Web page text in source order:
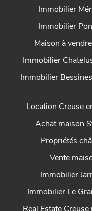
Immobilier
Immobilier
Maison à
Immobilier
Immobilier
Location Creuse
Achat maison
Propriétés
Vente
Immobilier
Immobilier Le